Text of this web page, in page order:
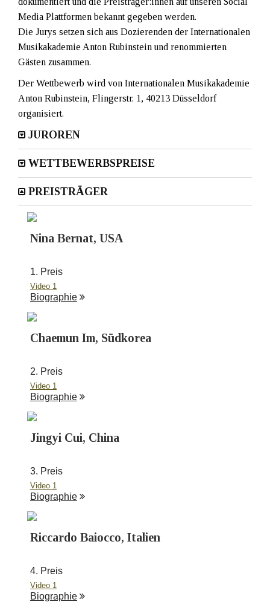
Media Plattformen bekannt gegeben werden.
Die Jurys setzen sich aus Dozierenden der Internationalen
Musikakademie Anton Rubinstein und renommierten
Gästen zusammen.
Der Wettbewerb wird von Internationalen Musikakademie
Anton Rubinstein, Flingerstr. 1, 40213 Düsseldorf
organisiert.
JUROREN
WETTBEWERBSPREISE
PREISTRÄGER
Nina Bernat, USA
1. Preis
Video 1
Biographie
Chaemun Im, Südkorea
2. Preis
Video 1
Biographie
Jingyi Cui, China
3. Preis
Video 1
Biographie
Riccardo Baiocco, Italien
4. Preis
Video 1
Biographie